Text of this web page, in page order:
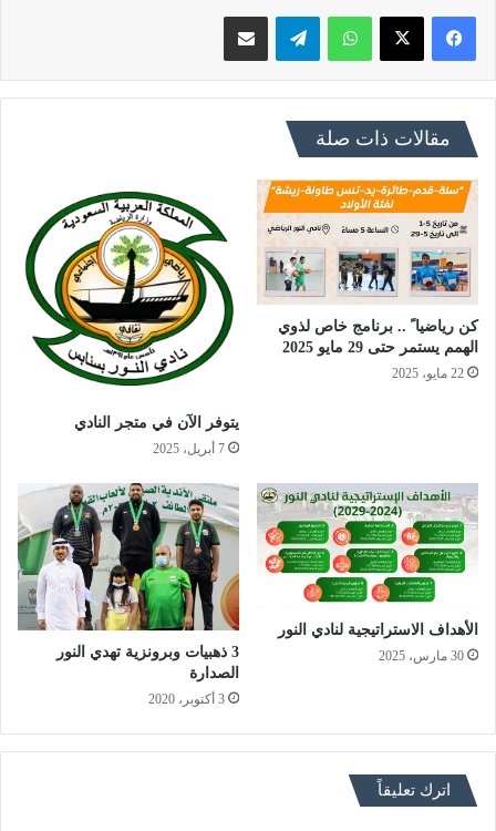
فيسبوك X واتساب تيلقرام
مقالات ذات صلة
كن رياضيا ً .. برنامج خاص لذوي
الهمم يستمر حتى 29 مايو 2025
22 مايو، 2025
يتوفر الآن في متجر النادي
7 أبريل، 2025
الأهداف الاستراتيجية لنادي النور
30 مارس، 2025
3 ذهبيات وبرونزية تهدي النور
الصدارة
3 أكتوبر، 2020
اترك تعليقاً